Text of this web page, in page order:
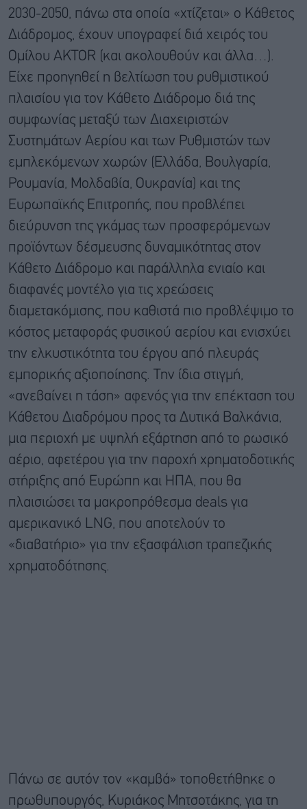
2030-2050, πάνω στα οποία «χτίζεται» ο Κάθετος
Διάδρομος, έχουν υπογραφεί διά χειρός του
Ομίλου AKTOR (και ακολουθούν και άλλα…).
Είχε προηγηθεί η βελτίωση του ρυθμιστικού
πλαισίου για τον Κάθετο Διάδρομο διά της
συμφωνίας μεταξύ των Διαχειριστών
Συστημάτων Αερίου και των Ρυθμιστών των
εμπλεκόμενων χωρών (Ελλάδα, Βουλγαρία,
Ρουμανία, Μολδαβία, Ουκρανία) και της
Ευρωπαϊκής Επιτροπής, που προβλέπει
διεύρυνση της γκάμας των προσφερόμενων
προϊόντων δέσμευσης δυναμικότητας στον
Κάθετο Διάδρομο και παράλληλα ενιαίο και
διαφανές μοντέλο για τις χρεώσεις
διαμετακόμισης, που καθιστά πιο προβλέψιμο το
κόστος μεταφοράς φυσικού αερίου και ενισχύει
την ελκυστικότητα του έργου από πλευράς
εμπορικής αξιοποίησης. Την ίδια στιγμή,
«ανεβαίνει η τάση» αφενός για την επέκταση του
Κάθετου Διαδρόμου προς τα Δυτικά Βαλκάνια,
μια περιοχή με υψηλή εξάρτηση από το ρωσικό
αέριο, αφετέρου για την παροχή χρηματοδοτικής
στήριξης από Ευρώπη και ΗΠΑ, που θα
πλαισιώσει τα μακροπρόθεσμα deals για
αμερικανικό LNG, που αποτελούν το
«διαβατήριο» για την εξασφάλιση τραπεζικής
χρηματοδότησης.
Πάνω σε αυτόν τον «καμβά» τοποθετήθηκε ο
πρωθυπουργός, Κυριάκος Μητσοτάκης, για τη